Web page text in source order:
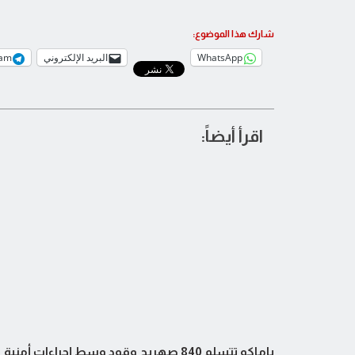
شارك هذا الموضوع:
WhatsApp البريد الإلكتروني
اقرأ أيضاً:
باماكو تتسلم 840 صهريج وقود وسط إجراءات أمنية